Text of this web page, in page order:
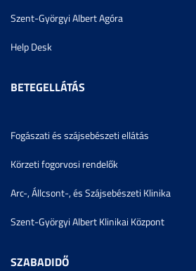
Szent-Györgyi Albert Agóra
Help Desk
BETEGELLÁTÁS
Fogászati és szájsebészeti ellátás
Körzeti fogorvosi rendelők
Arc-, Állcsont-, és Szájsebészeti Klinika
Szent-Györgyi Albert Klinikai Központ
SZABADIDŐ